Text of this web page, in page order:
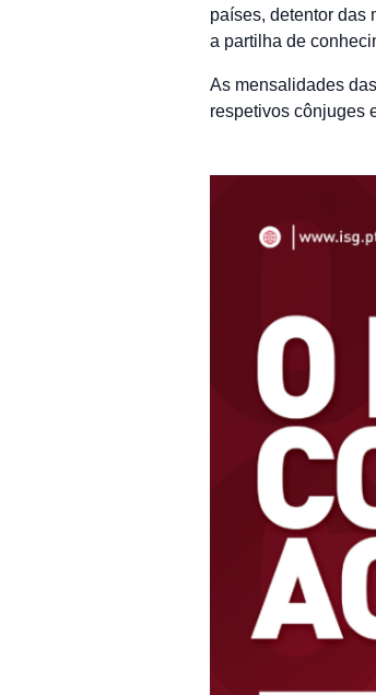
países, detentor das
a partilha de
As mensalidades
respetivos cônjuges